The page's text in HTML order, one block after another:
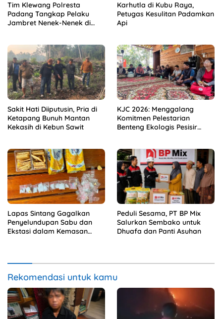
Tim Klewang Polresta
Padang Tangkap Pelaku
Jambret Nenek-Nenek di
Karhutla di Kubu Raya,
Petugas Kesulitan Padamkan
Api
Sakit Hati Diiputusin, Pria di
Ketapang Bunuh Mantan
Kekasih di Kebun Sawit
KJC 2026: Menggalang
Komitmen Pelestarian
Benteng Ekologis Pesisir
Lapas Sintang Gagalkan
Penyelundupan Sabu dan
Ekstasi dalam Kemasan
Peduli Sesama, PT BP Mix
Salurkan Sembako untuk
Dhuafa dan Panti Asuhan
Rekomendasi untuk kamu